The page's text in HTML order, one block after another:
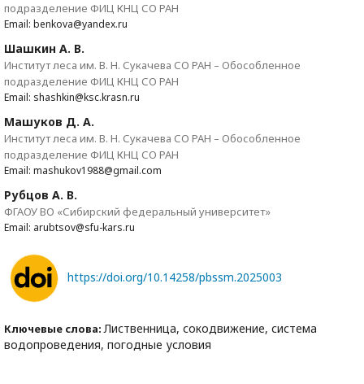
подразделение ФИЦ КНЦ СО РАН
Email: benkova@yandex.ru
Шашкин А. В.
Институт леса им. В. Н. Сукачева СО РАН – Обособленное
подразделение ФИЦ КНЦ СО РАН
Email: shashkin@ksc.krasn.ru
Машуков Д. А.
Институт леса им. В. Н. Сукачева СО РАН – Обособленное
подразделение ФИЦ КНЦ СО РАН
Email: mashukov1988@gmail.com
Рубцов А. В.
ФГАОУ ВО «Сибирский федеральный университет»
Email: arubtsov@sfu-kars.ru
https://doi.org/10.14258/pbssm.2025003
Ключевые слова:Лиственница, сокодвижение, система
водопроведения, погодные условия